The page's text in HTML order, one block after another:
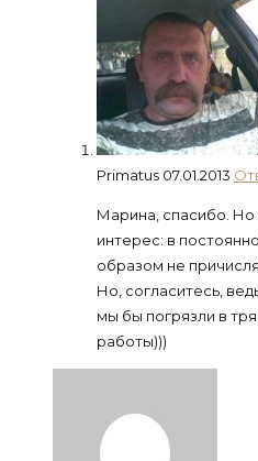
Primatus 07.01.2013
Марина, спасибо. Но
интерес: в
образом не
Но, согласитесь,
мы бы погрязли в
работы)))